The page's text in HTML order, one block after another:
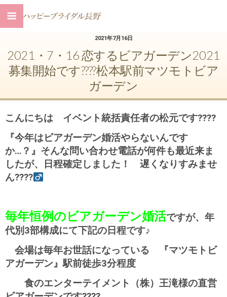
2021年7月16日
2021・7・16 恋するビアガーデン2021
募集開始です????松本駅前マツモトビア
ガーデン
こんにちは イベント統括責任者の松元です????
『今年はビアガーデン婚活やらないんです
か…？』そんな問い合わせ電話が何件も最近来ま
したが、日程確定しました！ 遅くなりすみませ
ん????‍
毎年恒例のビアガーデン婚活ですが、年
代別3部構成にて下記の日程です♪
会場は毎年お世話になっている 『マツモトビ
アガーデン』駅前徒歩3分程度
食のエンターテイメント（株）王滝様の直営